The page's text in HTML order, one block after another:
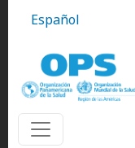
Español